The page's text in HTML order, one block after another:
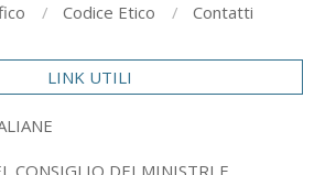
Codice Etico Contatti
LINK UTILI